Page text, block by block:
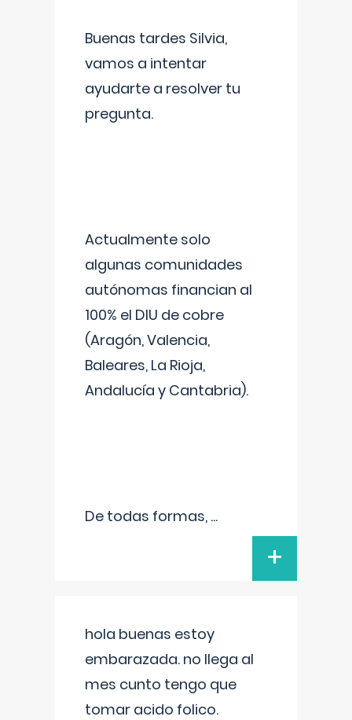
Buenas tardes Silvia,
vamos a intentar
ayudarte a resolver tu
pregunta.
Actualmente solo
algunas comunidades
autónomas financian al
100% el DIU de cobre
(Aragón, Valencia,
Baleares, La Rioja,
Andalucía y Cantabria).
De todas formas, ...
+
hola buenas estoy
embarazada. no llega al
mes cunto tengo que
tomar acido folico.